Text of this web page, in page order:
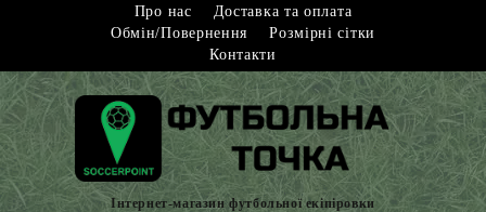
Про нас
Доставка та оплата
Обмін/Повернення
Розмірні сітки
Контакти
Інтернет-магазин футбольної екіпіровки